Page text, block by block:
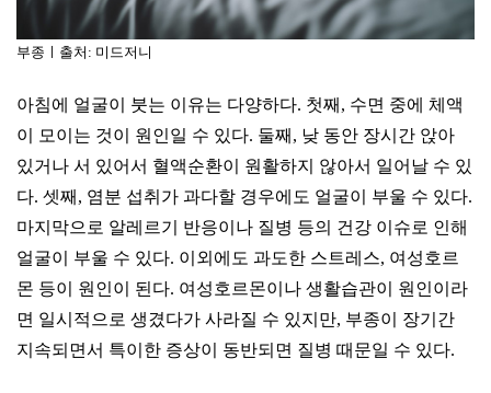
부종ㅣ출처: 미드저니
아침에 얼굴이 붓는 이유는 다양하다. 첫째, 수면 중에 체액
이 모이는 것이 원인일 수 있다. 둘째, 낮 동안 장시간 앉아
있거나 서 있어서 혈액순환이 원활하지 않아서 일어날 수 있
다. 셋째, 염분 섭취가 과다할 경우에도 얼굴이 부울 수 있다.
마지막으로 알레르기 반응이나 질병 등의 건강 이슈로 인해
얼굴이 부울 수 있다. 이외에도 과도한 스트레스, 여성호르
몬 등이 원인이 된다. 여성호르몬이나 생활습관이 원인이라
면 일시적으로 생겼다가 사라질 수 있지만, 부종이 장기간
지속되면서 특이한 증상이 동반되면 질병 때문일 수 있다.